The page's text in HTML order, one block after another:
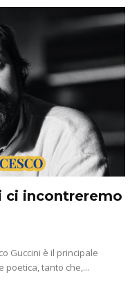
ci incontreremo
Guccini è il principale
poetica, tanto che,...